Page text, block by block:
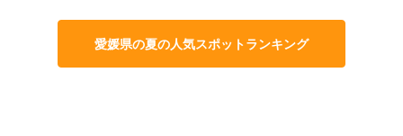
愛媛県の夏の人気スポットランキング